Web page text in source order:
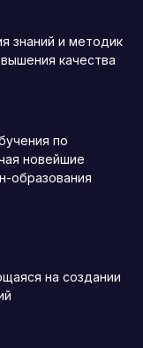
знаний и методик
качества
по
новейшие
образования
на создании